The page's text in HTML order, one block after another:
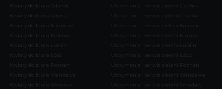
Kwiaty do biura Gdańsk
Kwiaty do biura Gdynia
Kwiaty do biura Katowice
Kwiaty do biura Kraków
Kwiaty do biura Lublin
Kwiaty do biura Łódź
Kwiaty do biura Poznań
Kwiaty do biura Warszawa
Kwiaty do biura Wrocław
Utrzymanie i serwis zieleni Gdańsk
Utrzymanie i serwis zieleni Gdynia
Utrzymanie i serwis zieleni Katowice
Utrzymanie i serwis zieleni Kraków
Utrzymanie i serwis zieleni Lublin
Utrzymanie i serwis zieleni Łódź
Utrzymanie i serwis zieleni Poznań
Utrzymanie i serwis zieleni Warszawa
Utrzymanie i serwis zieleni Wrocław